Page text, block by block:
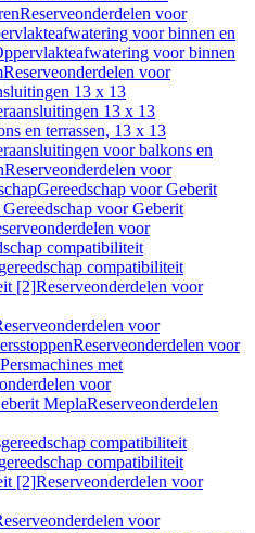
Reserveonderdelen voor
voor binnen en
voor binnen
Reserveonderdelen voor
13 x 13
13 x 13
en terrassen, 13 x 13
voor balkons en
Reserveonderdelen voor
Gereedschap voor Geberit
voor Geberit
voor
compatibiliteit
compatibiliteit
[2]Reserveonderdelen voor
voor
Reserveonderdelen voor
Persmachines met
voor
MeplaReserveonderdelen
compatibiliteit
compatibiliteit
[2]Reserveonderdelen voor
voor